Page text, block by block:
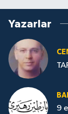
Yazarlar
9